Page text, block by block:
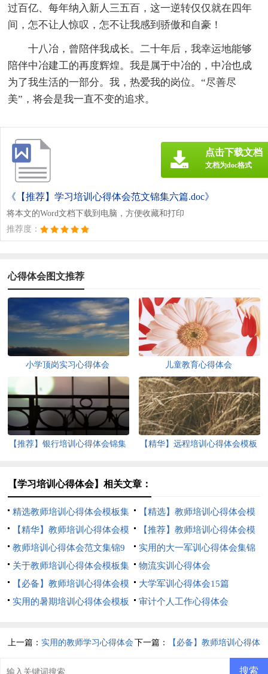
过百亿、每年纳入新人三五百，这一逆转仅仅就在四年
间，怎不让人惊叹，怎不让我感到骄傲和自豪！
十八冶，曾陪伴我成长。二十年后，我幸运地能够
陪伴中冶建工的再度辉煌。我是属于中冶的，中冶也成
为了我生活的一部分。我，热爱我的岗位。“尽善尽
美”，将会是我一直不变的追求。
《【推荐】学习培训心得体会范文锦集六篇.doc》
将本文的Word文档下载到电脑，方便收藏和打印
推荐度：
点击下载文档
文档为doc格式
心得体会图文推荐
小学顶岗实习心得体会 儿童教育心得体会
【推荐】银行培训心得体会锦集
【精华】远程培训心得体会模板
【学习培训心得体会】相关文章：
精选教师培训心得体会模板集
合六篇
【精选】教师培训心得体会模
板集合9篇
【精华】教师培训心得体会模
板合集9篇
【推荐】教师培训心得体会模
板集合9篇
教师培训心得体会范文集锦9
篇
实用的大一军训心得体会集锦
十篇
关于教师培训心得体会模板集
合八篇
物流实训心得体会
【必备】教师培训心得体会模
板9篇
大学军训心得体会15篇
实用的暑期培训心得体会模板
审计个人工作心得体会
上一篇： 实用的教师学习心得体会 下一篇： 【必备】教师培训心得体